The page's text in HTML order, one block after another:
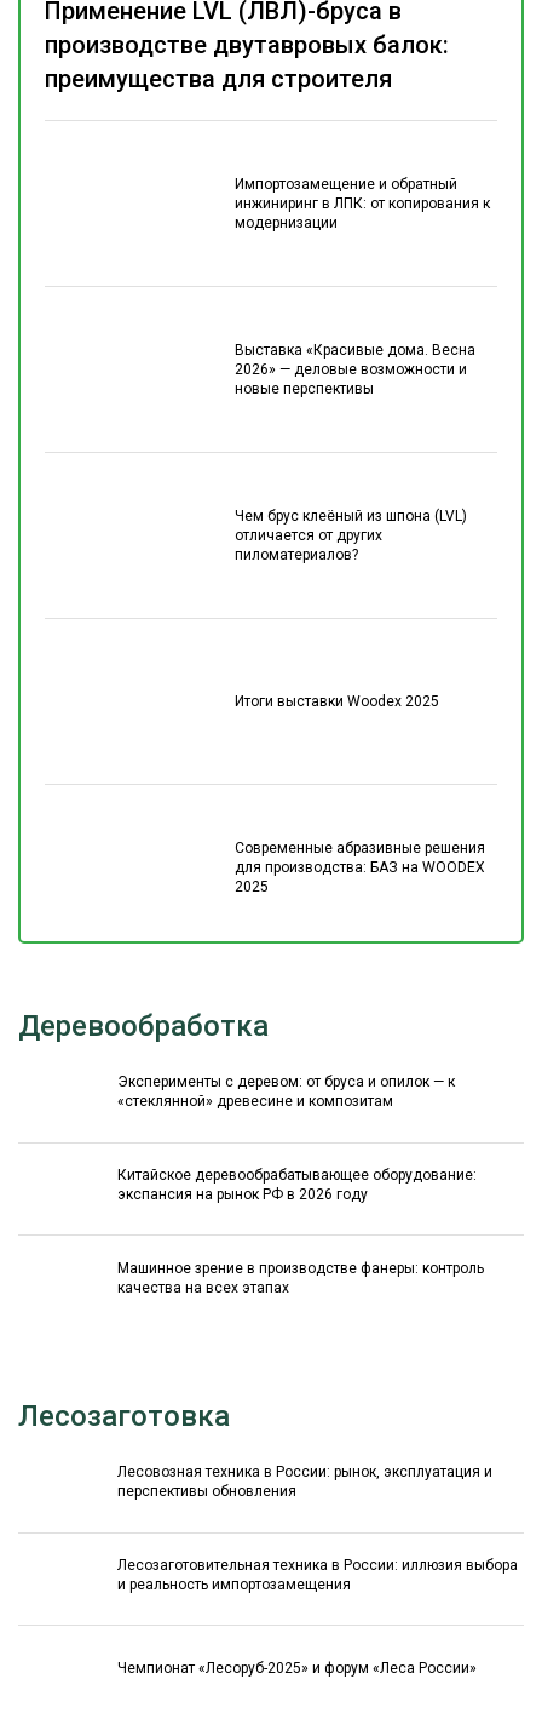
Импортозамещение и обратный
инжиниринг в ЛПК: от копирования к
модернизации
Выставка «Красивые дома. Весна
2026» — деловые возможности и
новые перспективы
Чем брус клеёный из шпона (LVL)
отличается от других
пиломатериалов?
Итоги выставки Woodex 2025
Современные абразивные решения
для производства: БАЗ на WOODEX
2025
Применение LVL (ЛВЛ)-бруса в
производстве двутавровых балок:
преимущества для строителя
Деревообработка
Эксперименты с деревом: от бруса и опилок — к
«стеклянной» древесине и композитам
Китайское деревообрабатывающее оборудование:
экспансия на рынок РФ в 2026 году
Машинное зрение в производстве фанеры: контроль
качества на всех этапах
Лесозаготовка
Лесовозная техника в России: рынок, эксплуатация и
перспективы обновления
Лесозаготовительная техника в России: иллюзия выбора
и реальность импортозамещения
Чемпионат «Лесоруб-2025» и форум «Леса России»